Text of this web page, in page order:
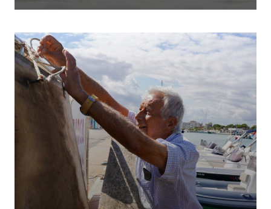
Okyanus Bekliyor: Uluslararası Biyolojik Çeşitlilik